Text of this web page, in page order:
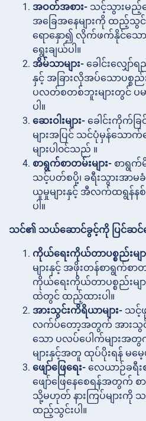
အဝတ်အစား- သင့်သွားမည့်
အခြေအနေများကို ထည့်သွ
ရောနှော၍ လိုက်ဖက်နိုင်သော
ရွေးချယ်ပါ။
အိမ်သာများ- ခေါင်းလျှော်
နှင့် အခြားလိုအပ်သောပစ္စ
ပလတ်စတစ်ဘူးများတွင် ပ
ပါ။
ဆေးဝါးများ- ခေါင်းကိုက်ခြ
များအပြင် သင်ပုံမှန်သေ
များပါ၀င်သည် ။
စာရွက်စာတမ်းများ- စာရွက်
သင့်ပတ်စပို့၊ ခရီးသွားအာမ
ယူမှုများနှင့် အီလက်ထရွန်န
ပါ။
သင်၏ သယ်ဆောင်ခွင့်ကို ပြင်ဆ
ကိုယ်ရေးကိုယ်တာပစ္စည်းမျာ
များနှင့် အဖိုးတန်စာရွက်စာ
ကိုယ်ရေးကိုယ်တာပစ္စည်း
ထဲတွင် ထည့်ထားပါ။
အားသွင်းကိရိယာများ- သင့်
လက်ပ်တော့အတွက် အားသွင်
သော ပလပ်ပေါက်များ
များနှင့်အတူ ထုပ်ပိုးရန် မမေ့
ဖျော်ဖြေရေး- လေယာဉ်ခရီ
ဖျော်ဖြေနေစေရန်အတွ
သို့မဟုတ် နားကြပ်များ
ထည့်သွင်းပါ။